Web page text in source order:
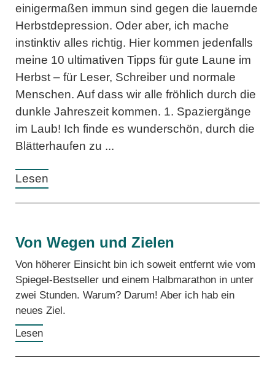
einigermaßen immun sind gegen die lauernde
Herbstdepression. Oder aber, ich mache
instinktiv alles richtig. Hier kommen jedenfalls
meine 10 ultimativen Tipps für gute Laune im
Herbst – für Leser, Schreiber und normale
Menschen. Auf dass wir alle fröhlich durch die
dunkle Jahreszeit kommen. 1. Spaziergänge
im Laub! Ich finde es wunderschön, durch die
Blätterhaufen zu ...
Lesen
Von Wegen und Zielen
Von höherer Einsicht bin ich soweit entfernt wie vom
Spiegel-Bestseller und einem Halbmarathon in unter
zwei Stunden. Warum? Darum! Aber ich hab ein
neues Ziel.
Lesen